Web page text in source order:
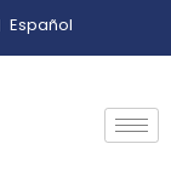
Español